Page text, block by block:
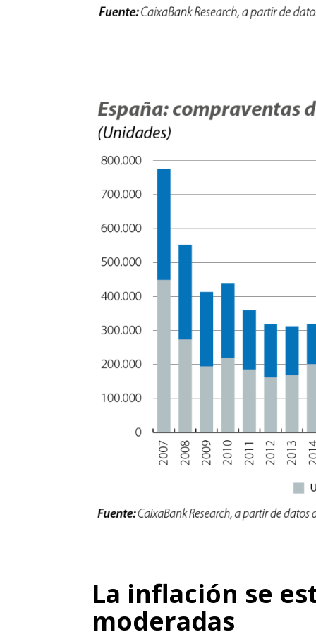
La inflación se
moderadas